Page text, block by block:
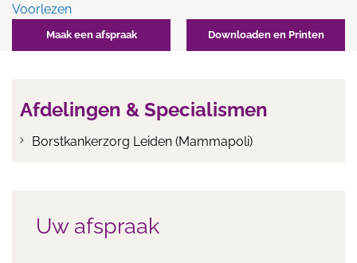
Voorlezen
Maak een afspraak Downloaden en Printen
Afdelingen & Specialismen
Borstkankerzorg Leiden (Mammapoli)
Uw afspraak